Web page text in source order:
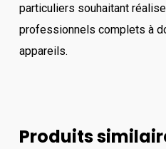
particuliers souhaitant
professionnels complets à
appareils.
Produits